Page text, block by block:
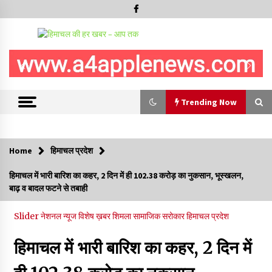
Trending Now
रामपुर नगर परिषद के पिछले 5 वर्षों के कार्यों की होगी समीक्षा, अनियमितता मिली
तो होगी जांच : करण शर्मा
09/08/2026
Home हिमाचल प्रदेश
हिमाचल में भारी बारिश का कहर, 2 दिन में ही 102.38 करोड़ का नुकसान, भूस्खलन,
बाढ़ व बादल फटने से तबाही
Sliderनेशनल न्यूजविशेष ख़बरशिमलासामाजिक सरोकारहिमाचल प्रदेश
हिमाचल में भारी बारिश का कहर, 2 दिन में